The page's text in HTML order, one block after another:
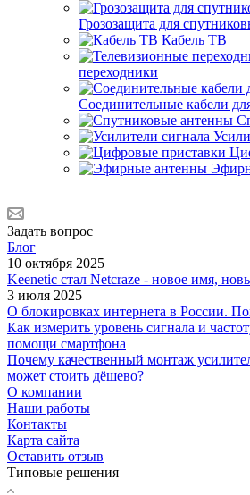
Грозозащита для
Кабель ТВ
переходники
Соединительные кабели
Задать вопрос
Блог
10 октября 2025
Keenetic стал Netcraze - новое имя,
3 июля 2025
О блокировках интернета в России.
Как измерить уровень сигнала и
помощи смартфона
Почему качественный монтаж
может стоить дёшево?
О компании
Наши работы
Контакты
Карта сайта
Оставить отзыв
Типовые решения